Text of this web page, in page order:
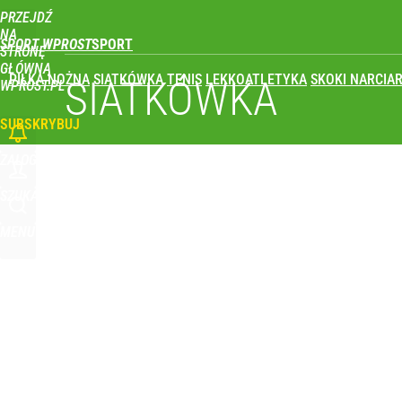
PRZEJDŹ
NA
STRONĘ
GŁÓWNĄ
WPROST.PL
SPORT WPROST
PIŁKA NOŻNA SIATKÓWKA TENIS LEKKOATLETYKA SKOKI
SUBSKRYBUJSIATKÓWKA